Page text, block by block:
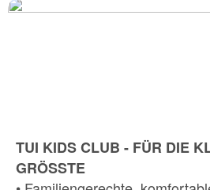
TUI KIDS CLUB - FÜR DIE
GRÖSSTE